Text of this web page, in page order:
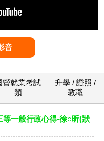
音
營就業考試
類
升學 / 證照 /
教職
等一般行政心得-徐○昕(狀